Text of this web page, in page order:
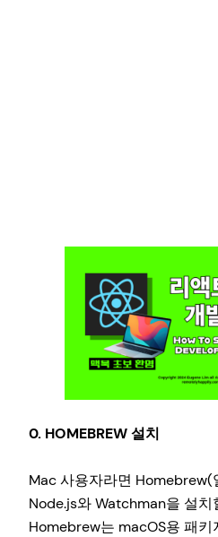
0. HOMEBREW 설치
Mac 사용자라면 Homebrew(
Node.js와 Watchman을 설치
Homebrew는 macOS용 패키